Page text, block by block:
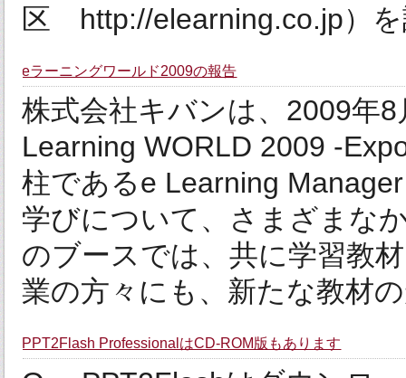
区 http://elearning.co.jp）
eラーニングワールド2009の報告
株式会社キバンは、2009年
Learning WORLD 2009 -
柱であるe Learning
学びについて、さまざまな
のブースでは、共に学習教
業の方々にも、新たな教材
PPT2Flash ProfessionalはCD-ROM版もあります